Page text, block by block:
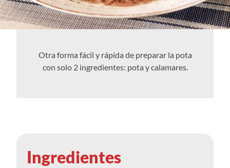
Otra forma fácil y rápida de preparar la pota
con solo 2 ingredientes: pota y calamares.
Ingredientes